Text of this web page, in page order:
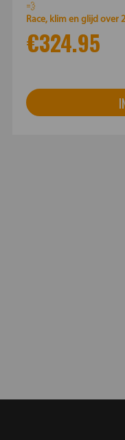
💨
Race, klim en glijd over
€324.95